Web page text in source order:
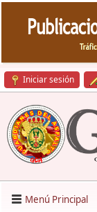
Iniciar sesión
Menú Principal